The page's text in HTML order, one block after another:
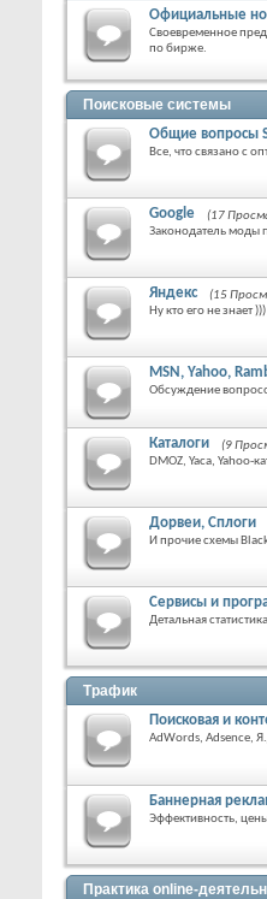
Официальные
Своевременное
по бирже.
Поисковые системы
Общие вопросы
Все, что связано с
Google
(17
Законодатель моды
Яндекс
(15
Ну кто его не знает )))
MSN, Yahoo,
Обсуждение
Каталоги
(9
DMOZ, Yaca, Yahoo-
Дорвеи, Сплоги
И прочие схемы
Сервисы и
Детальная
Трафик
Поисковая и
AdWords, Adsence,
Баннерная
Эффективность,
Практика online-